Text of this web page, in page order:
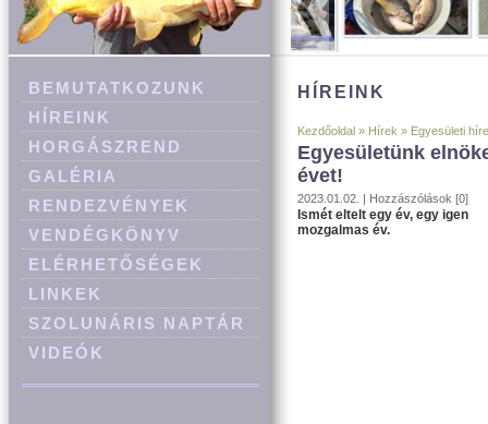
BEMUTATKOZUNK
HÍREINK
HORGÁSZREND
GALÉRIA
RENDEZVÉNYEK
VENDÉGKÖNYV
ELÉRHETŐSÉGEK
LINKEK
SZOLUNÁRIS NAPTÁR
VIDEÓK
HÍREINK
Kezdőoldal » Hírek » Egyesületi
Egyesületünk
évet!
2023.01.02. | Hozzászólások [0]
Ismét eltelt egy év, egy igen
mozgalmas év.